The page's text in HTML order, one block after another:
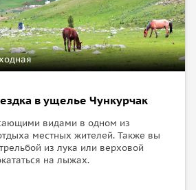
в ущелье Чункурчак
видами в одном из
местных жителей. Также вы
из лука или верховой
на лыжах.